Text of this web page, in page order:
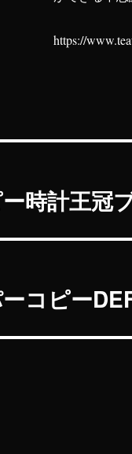
https://
時計王冠
コピー